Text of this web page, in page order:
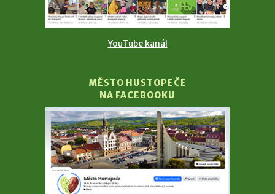
YouTube kanál
MĚSTO HUSTOPEČE
NA FACEBOOKU